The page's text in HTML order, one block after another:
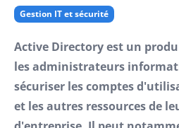
Gestion IT et sécurité
Active Directory est un
les administrateurs
sécuriser les comptes
et les autres ressources de